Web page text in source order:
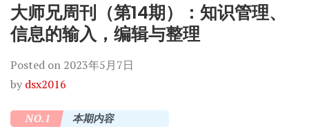
大师兄周刊（第14期）：知识管理、
信息的输入，编辑与整理
Posted on 2023年5月7日
by dsx2016
NO.1 本期内容